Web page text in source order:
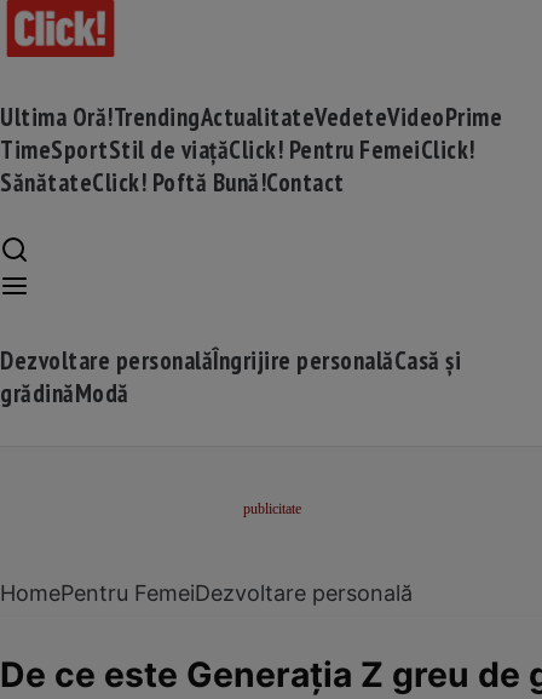
Ultima Oră!TrendingActualitateVedeteVideoPrime
TimeSportStil de viațăClick! Pentru FemeiClick!
SănătateClick! Poftă Bună!Contact
Dezvoltare personalăÎngrijire personalăCasă și
grădinăModă
HomePentru FemeiDezvoltare personală
De ce este Generația Z greu